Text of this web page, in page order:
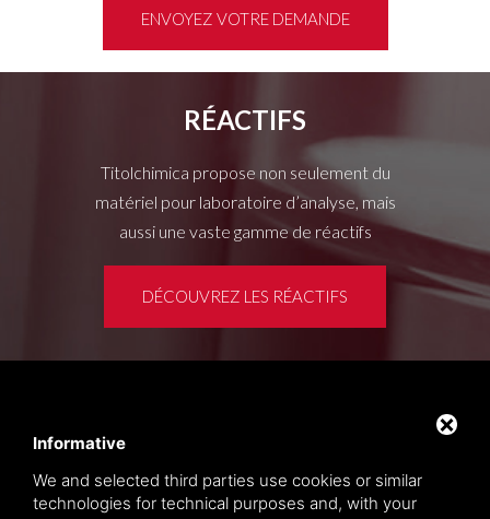
ENVOYEZ VOTRE DEMANDE
RÉACTIFS
Titolchimica propose non seulement du
matériel pour laboratoire d’analyse, mais
aussi une vaste gamme de réactifs
DÉCOUVREZ LES RÉACTIFS
Informative
We and selected third parties use cookies or similar
technologies for technical purposes and, with your
Privacy policy